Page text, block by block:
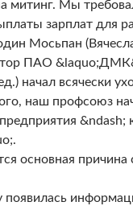
митинг. Мы
зарплат для
Мосьпан
ПАО
начал всячески
наш профсоюз
&ndash;
основная причина
появилась